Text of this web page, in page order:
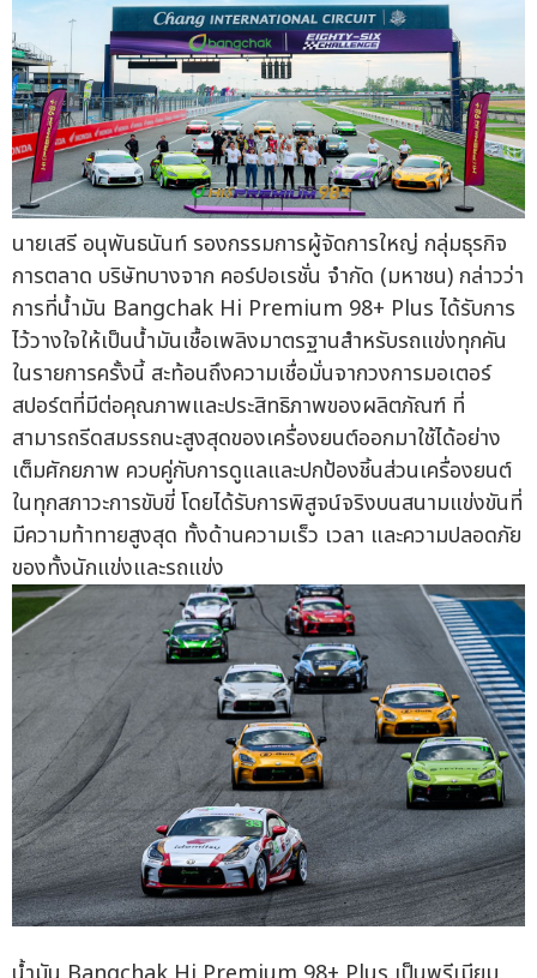
นายเสรี อนุพันธนันท์ รองกรรมการผู้จัดการใหญ่ กลุ่มธุรกิจ
การตลาด บริษัทบางจาก คอร์ปอเรชั่น จำกัด (มหาชน) กล่าวว่า
การที่น้ำมัน Bangchak Hi Premium 98+ Plus ได้รับการ
ไว้วางใจให้เป็นน้ำมันเชื้อเพลิงมาตรฐานสำหรับรถแข่งทุกคัน
ในรายการครั้งนี้ สะท้อนถึงความเชื่อมั่นจากวงการมอเตอร์
สปอร์ตที่มีต่อคุณภาพและประสิทธิภาพของผลิตภัณฑ์ ที่
สามารถรีดสมรรถนะสูงสุดของเครื่องยนต์ออกมาใช้ได้อย่าง
เต็มศักยภาพ ควบคู่กับการดูแลและปกป้องชิ้นส่วนเครื่องยนต์
ในทุกสภาวะการขับขี่ โดยได้รับการพิสูจน์จริงบนสนามแข่งขันที่
มีความท้าทายสูงสุด ทั้งด้านความเร็ว เวลา และความปลอดภัย
ของทั้งนักแข่งและรถแข่ง